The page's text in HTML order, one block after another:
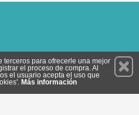
Suscríbete
terceros para ofrecerle una mejor
el proceso de compra. Al
el usuario acepta el uso que
Más información